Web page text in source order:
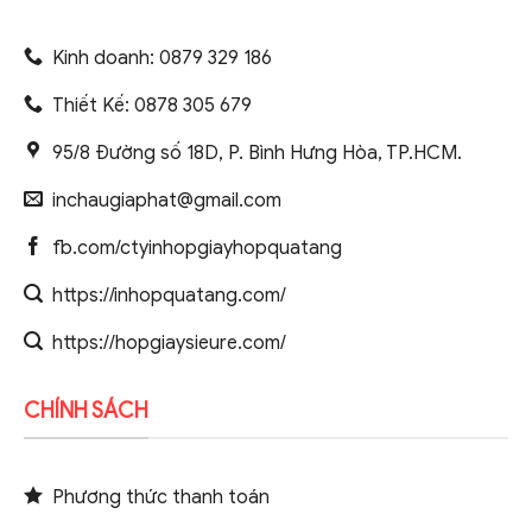
Kinh doanh: 0879 329 186
Thiết Kế: 0878 305 679
95/8 Đường số 18D, P. Bình Hưng Hòa, TP.HCM.
inchaugiaphat@gmail.com
fb.com/ctyinhopgiayhopquatang
https://inhopquatang.com/
https://hopgiaysieure.com/
CHÍNH SÁCH
Phương thức thanh toán